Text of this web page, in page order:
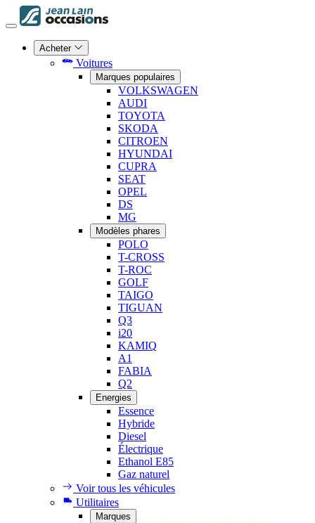
Acheter
Voitures
Marques populaires
VOLKSWAGEN
AUDI
TOYOTA
SKODA
CITROEN
HYUNDAI
CUPRA
SEAT
OPEL
DS
MG
Modèles phares
POLO
T-CROSS
T-ROC
GOLF
TAIGO
TIGUAN
Q3
i20
KAMIQ
A1
FABIA
Q2
Energies
Essence
Hybride
Diesel
Électrique
Ethanol E85
Gaz naturel
Voir tous les véhicules
Utilitaires
Marques